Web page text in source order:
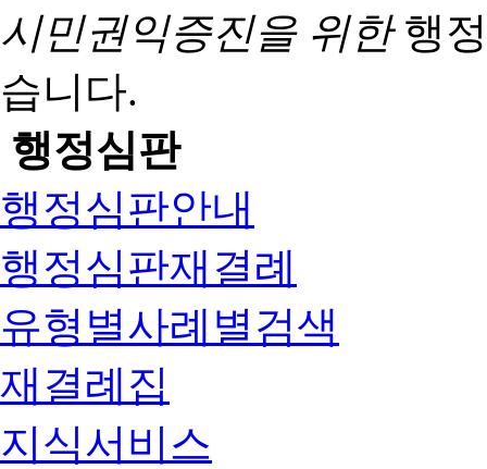
시민권익증진을 위한행
습니다.
행정심판
행정심판안내
행정심판재결례
유형별사례별검색
재결례집
지식서비스